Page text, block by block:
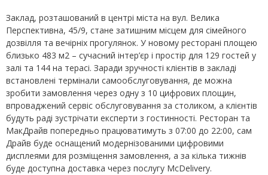
Заклад, розташований в центрі міста на вул. Велика
Перспективна, 45/9, стане затишним місцем для сімейного
дозвілля та вечірніх прогулянок. У новому ресторані площею
близько 483 м2 – сучасний інтер’єр і простір для 129 гостей у
залі та 144 на терасі. Заради зручності клієнтів в закладі
встановлені термінали самообслуговування, де можна
зробити замовлення через одну з 10 цифрових площин,
впроваджений сервіс обслуговування за столиком, а клієнтів
будуть раді зустрічати експерти з гостинності. Ресторан та
МакДрайв попередньо працюватимуть з 07:00 до 22:00, сам
Драйв буде оснащений модернізованими цифровими
дисплеями для розміщення замовлення, а за кілька тижнів
буде доступна доставка через послугу McDelivery.